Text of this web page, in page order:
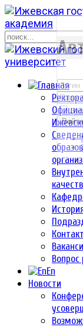
Вопрос
En
Новости
р
Войти